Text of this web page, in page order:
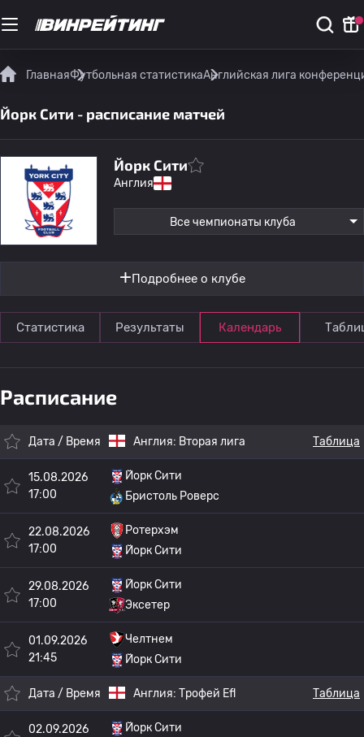
ГлавнаяФутбольная статистикаАнглийская лига
Йорк Сити - расписание матчей
Йорк Сити
Англия
Все чемпионаты клуба
Подробнее о клубе
Статистика Результаты Календарь
Расписание
Дата / Время Англия: Вторая лига Таблица
15.08.2026
17:00
Йорк Сити
Бристоль Роверс
22.08.2026
17:00
Ротерхэм
Йорк Сити
29.08.2026
17:00
Йорк Сити
Эксетер
01.09.2026
21:45
Челтнем
Йорк Сити
Дата / Время Англия: Трофей Efl Таблица
02.09.2026
Йорк Сити